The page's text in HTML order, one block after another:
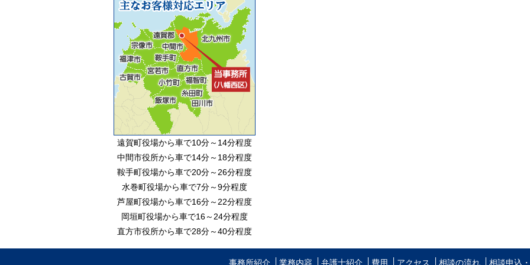
遠賀町役場から車で10分～14分程度
中間市役所から車で14分～18分程度
鞍手町役場から車で20分～26分程度
水巻町役場から車で7分～9分程度
芦屋町役場から車で16分～22分程度
岡垣町役場から車で16～24分程度
直方市役所から車で28分～40分程度
事務所紹介 業務内容 弁護士紹介 費用 アクセス 相談の流れ 相談申込